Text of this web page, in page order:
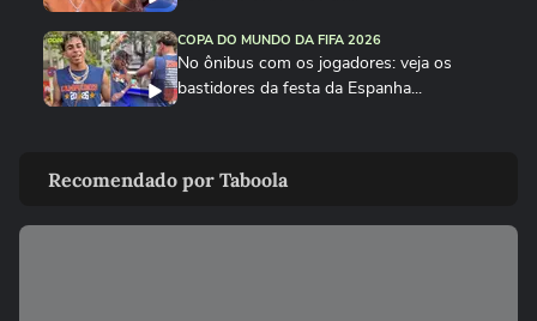
COPA DO MUNDO DA FIFA 2026
No ônibus com os jogadores: veja os
bastidores da festa da Espanha...
música viral criada por...
COPA DO MUNDO DA FIFA 2026
Recomendado por Taboola